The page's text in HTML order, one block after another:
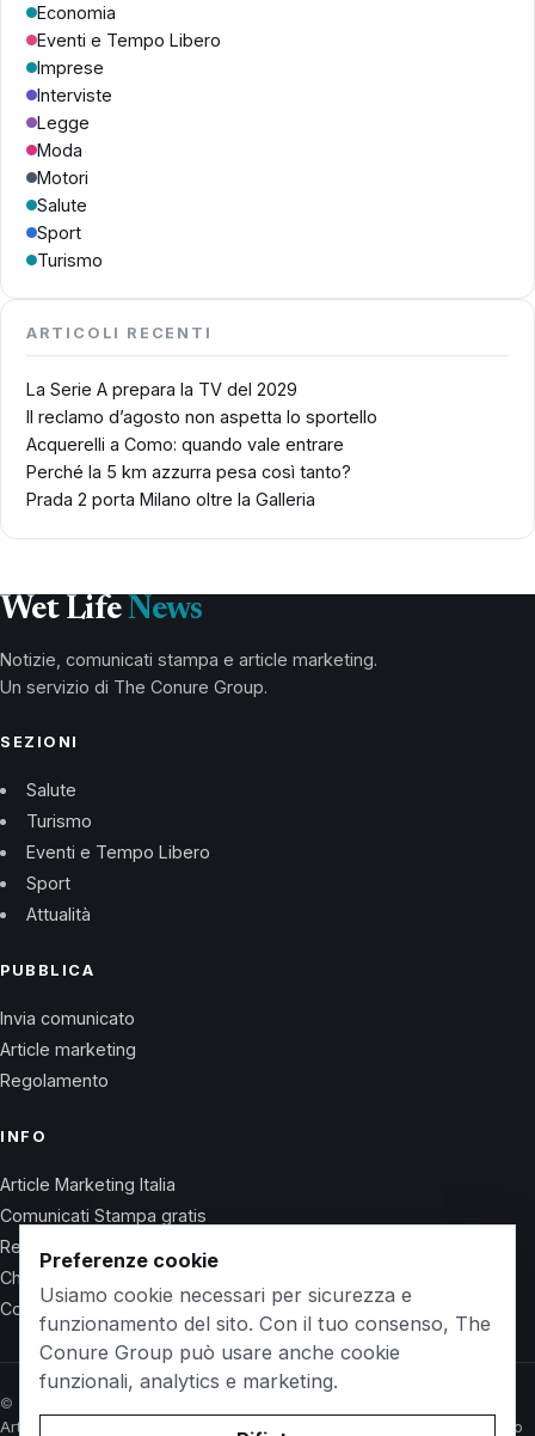
Economia
Eventi e Tempo Libero
Imprese
Interviste
Legge
Moda
Motori
Salute
Sport
Turismo
ARTICOLI RECENTI
La Serie A prepara la TV del 2029
Il reclamo d’agosto non aspetta lo sportello
Acquerelli a Como: quando vale entrare
Perché la 5 km azzurra pesa così tanto?
Prada 2 porta Milano oltre la Galleria
Wet Life News
Notizie, comunicati stampa e article marketing.
Un servizio di The Conure Group.
SEZIONI
Salute
Turismo
Eventi e Tempo Libero
Sport
Attualità
PUBBLICA
Invia comunicato
Article marketing
Regolamento
INFO
Article Marketing Italia
Comunicati Stampa gratis
Regolamento
Chi Siamo
Contatti
© 2026 Wet Life News · The Conure Group
Article Marketing Italia
Chi Siamo
Preferenze cookie
Usiamo cookie necessari per sicurezza e
funzionamento del sito. Con il tuo consenso, The
Conure Group può usare anche cookie
funzionali, analytics e marketing.